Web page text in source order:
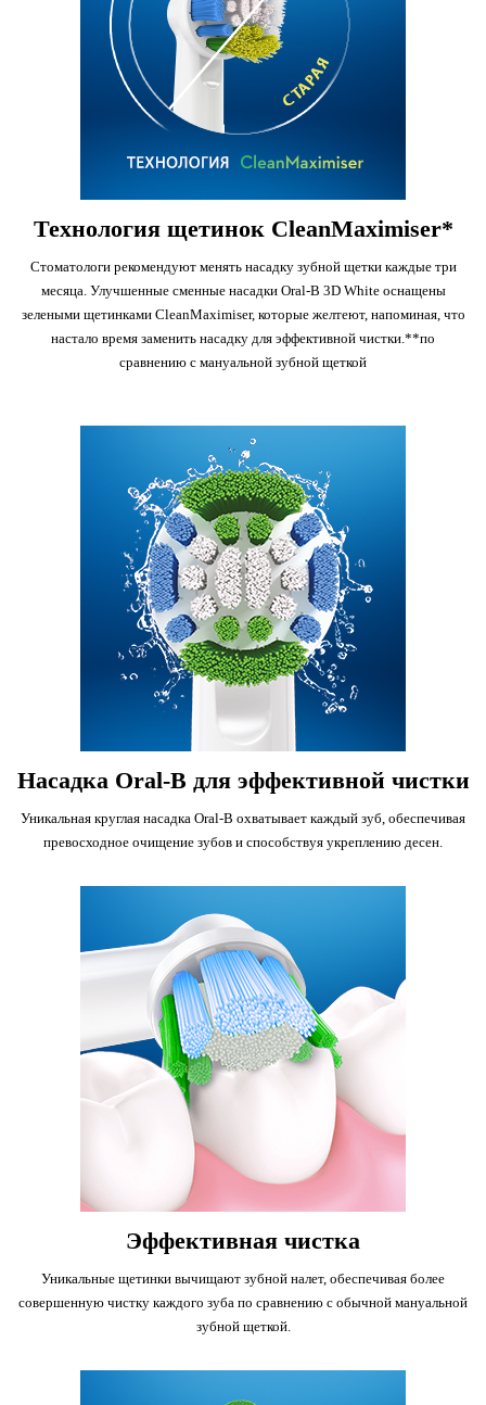
Технология щетинок CleanMaximiser*
Стоматологи рекомендуют менять насадку зубной щетки каждые три
месяца. Улучшенные сменные насадки Oral-B 3D White оснащены
зелеными щетинками CleanMaximiser, которые желтеют, напоминая, что
настало время заменить насадку для эффективной чистки.**по
сравнению с мануальной зубной щеткой
Насадка Oral-B для эффективной чистки
Уникальная круглая насадка Oral-B охватывает каждый зуб, обеспечивая
превосходное очищение зубов и способствуя укреплению десен.
Эффективная чистка
Уникальные щетинки вычищают зубной налет, обеспечивая более
совершенную чистку каждого зуба по сравнению с обычной мануальной
зубной щеткой.